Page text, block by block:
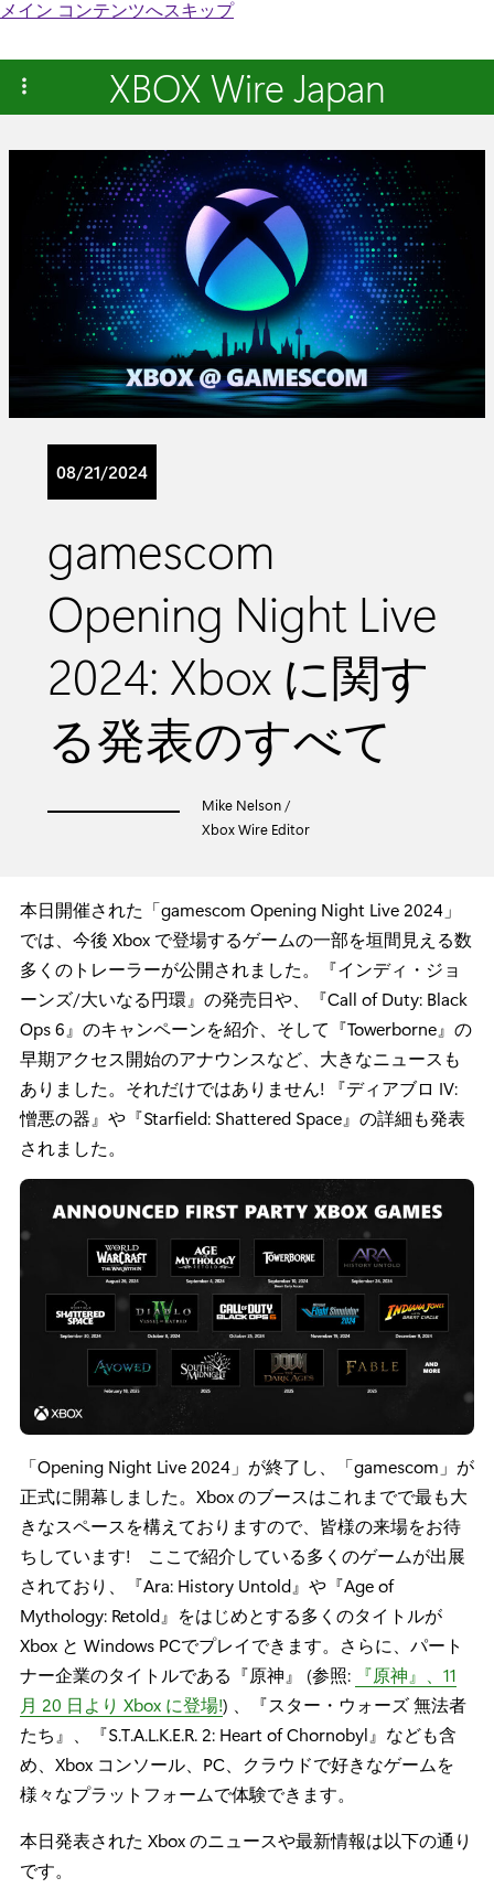
メイン コンテンツへスキップ
XBOX Wire Japan
08/21/2024
gamescom
Opening Night Live
2024: Xbox に関す
る発表のすべて
Mike Nelson /
Xbox Wire Editor
本日開催された「gamescom Opening Night Live 2024」
では、今後 Xbox で登場するゲームの一部を垣間見える数
多くのトレーラーが公開されました。『インディ・ジョ
ーンズ/大いなる円環』の発売日や、『Call of Duty: Black
Ops 6』のキャンペーンを紹介、そして『Towerborne』の
早期アクセス開始のアナウンスなど、大きなニュースも
ありました。それだけではありません! 『ディアブロ IV:
憎悪の器』や『Starfield: Shattered Space』の詳細も発表
されました。
「Opening Night Live 2024」が終了し、「gamescom」が
正式に開幕しました。Xbox のブースはこれまでで最も大
きなスペースを構えておりますので、皆様の来場をお待
ちしています! ここで紹介している多くのゲームが出展
されており、『Ara: History Untold』や『Age of
Mythology: Retold』をはじめとする多くのタイトルが
Xbox と Windows PCでプレイできます。さらに、パート
ナー企業のタイトルである『原神』 (参照:
『原神』、11
月 20 日より Xbox に登場!) 、『スター・ウォーズ 無法者
たち』、『S.T.A.L.K.E.R. 2: Heart of Chornobyl』なども含
め、Xbox コンソール、PC、クラウドで好きなゲームを
様々なプラットフォームで体験できます。
本日発表された Xbox のニュースや最新情報は以下の通り
です。